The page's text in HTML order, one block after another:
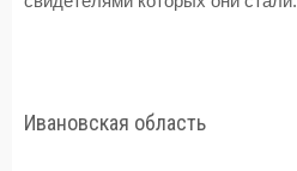
Ивановская область